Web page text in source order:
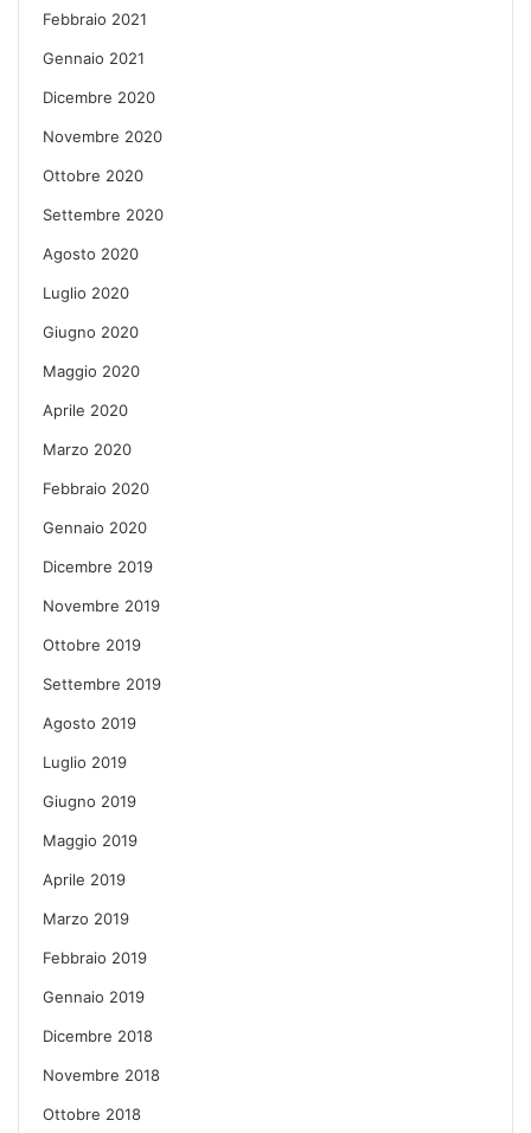
Febbraio 2021
Gennaio 2021
Dicembre 2020
Novembre 2020
Ottobre 2020
Settembre 2020
Agosto 2020
Luglio 2020
Giugno 2020
Maggio 2020
Aprile 2020
Marzo 2020
Febbraio 2020
Gennaio 2020
Dicembre 2019
Novembre 2019
Ottobre 2019
Settembre 2019
Agosto 2019
Luglio 2019
Giugno 2019
Maggio 2019
Aprile 2019
Marzo 2019
Febbraio 2019
Gennaio 2019
Dicembre 2018
Novembre 2018
Ottobre 2018